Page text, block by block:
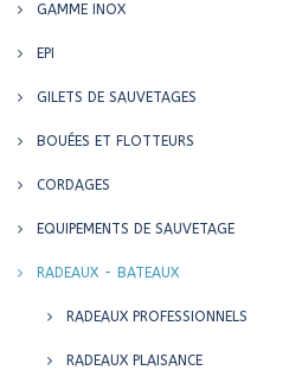
GAMME INOX
EPI
GILETS DE SAUVETAGES
BOUÉES ET FLOTTEURS
CORDAGES
EQUIPEMENTS DE SAUVETAGE
RADEAUX - BATEAUX
RADEAUX PROFESSIONNELS
RADEAUX PLAISANCE